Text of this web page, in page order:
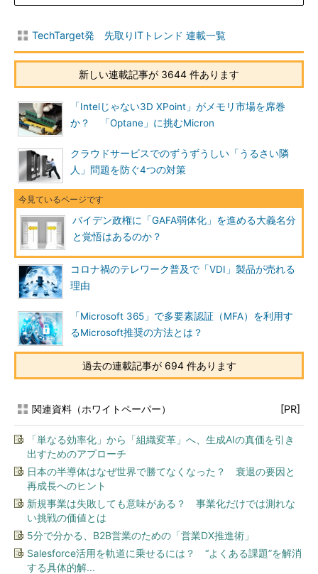
TechTarget発 先取りITトレンド 連載一覧
新しい連載記事が 3644 件あります
「Intelじゃない3D XPoint」がメモリ市場を席巻
か？ 「Optane」に挑むMicron
クラウドサービスでのずうずうしい「うるさい隣
人」問題を防ぐ4つの対策
バイデン政権に「GAFA弱体化」を進める大義名分
と覚悟はあるのか？
コロナ禍のテレワーク普及で「VDI」製品が売れる
理由
「Microsoft 365」で多要素認証（MFA）を利用す
るMicrosoft推奨の方法とは？
過去の連載記事が 694 件あります
関連資料（ホワイトペーパー） [PR]
「単なる効率化」から「組織変革」へ、生成AIの真価を引き
出すためのアプローチ
日本の半導体はなぜ世界で勝てなくなった？ 衰退の要因と
再成長へのヒント
新規事業は失敗しても意味がある？ 事業化だけでは測れな
い挑戦の価値とは
5分で分かる、B2B営業のための「営業DX推進術」
Salesforce活用を軌道に乗せるには？ “よくある課題”を解消
する具体的解...